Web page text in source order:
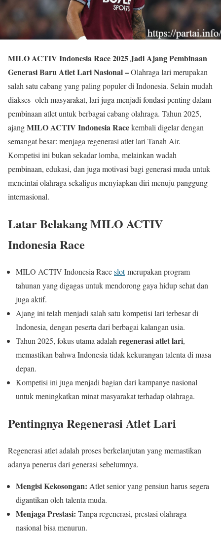
MILO ACTIV Indonesia Race 2025 Jadi Ajang Pembinaan
Generasi Baru Atlet Lari Nasional –Olahraga lari merupakan
salah satu cabang yang paling populer di Indonesia. Selain mudah
diakses oleh masyarakat, lari juga menjadi fondasi penting dalam
pembinaan atlet untuk berbagai cabang olahraga. Tahun 2025,
ajangMILO ACTIV Indonesia Racekembali digelar dengan
semangat besar: menjaga regenerasi atlet lari Tanah Air.
Kompetisi ini bukan sekadar lomba, melainkan wadah
pembinaan, edukasi, dan juga motivasi bagi generasi muda untuk
mencintai olahraga sekaligus menyiapkan diri menuju panggung
internasional.
Latar Belakang MILO ACTIV
Indonesia Race
MILO ACTIV Indonesia Raceslotmerupakan program
tahunan yang digagas untuk mendorong gaya hidup sehat dan
juga aktif.
Ajang ini telah menjadi salah satu kompetisi lari terbesar di
Indonesia, dengan peserta dari berbagai kalangan usia.
Tahun 2025, fokus utama adalah regenerasi atlet lari,
memastikan bahwa Indonesia tidak kekurangan talenta di masa
depan.
Kompetisi ini juga menjadi bagian dari kampanye nasional
untuk meningkatkan minat masyarakat terhadap olahraga.
Pentingnya Regenerasi Atlet Lari
Regenerasi atlet adalah proses berkelanjutan yang memastikan
adanya penerus dari generasi sebelumnya.
Mengisi Kekosongan: Atlet senior yang pensiun harus segera
digantikan oleh talenta muda.
Menjaga Prestasi: Tanpa regenerasi, prestasi olahraga
nasional bisa menurun.